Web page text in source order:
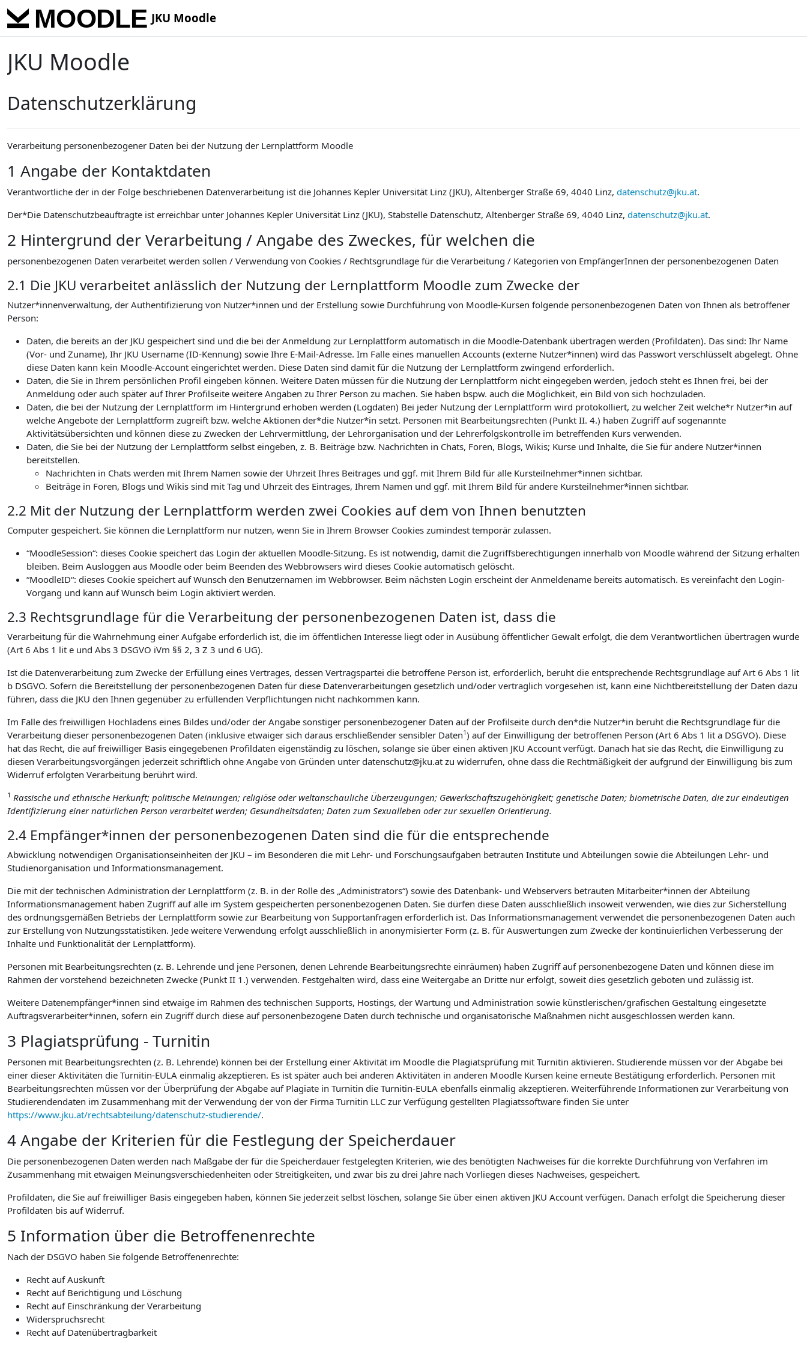
Skip to main content
JKU Moodle
JKU Moodle
Datenschutzerklärung
Verarbeitung personenbezogener Daten bei der Nutzung der Lernplattform Moodle
1 Angabe der Kontaktdaten
Verantwortliche der in der Folge beschriebenen Datenverarbeitung ist die Johannes Kepler Universität Linz (JKU), Altenberger Straße 69, 4040 Linz, datenschutz@jku.at.
Der*Die Datenschutzbeauftragte ist erreichbar unter Johannes Kepler Universität Linz (JKU), Stabstelle Datenschutz, Altenberger Straße 69, 4040 Linz, datenschutz@jku.at.
2 Hintergrund der Verarbeitung / Angabe des Zweckes, für welchen die
personenbezogenen Daten verarbeitet werden sollen / Verwendung von Cookies / Rechtsgrundlage für die Verarbeitung / Kategorien von EmpfängerInnen der personenbezogenen Daten
2.1 Die JKU verarbeitet anlässlich der Nutzung der Lernplattform Moodle zum Zwecke der
Nutzer*innenverwaltung, der Authentifizierung von Nutzer*innen und der Erstellung sowie Durchführung von Moodle-Kursen folgende personenbezogenen Daten von Ihnen als betroffener
Person:
Daten, die bereits an der JKU gespeichert sind und die bei der Anmeldung zur Lernplattform automatisch in die Moodle-Datenbank übertragen werden (Profildaten). Das sind: Ihr Name
(Vor- und Zuname), Ihr JKU Username (ID-Kennung) sowie Ihre E-Mail-Adresse. Im Falle eines manuellen Accounts (externe Nutzer*innen) wird das Passwort verschlüsselt abgelegt. Ohne
diese Daten kann kein Moodle-Account eingerichtet werden. Diese Daten sind damit für die Nutzung der Lernplattform zwingend erforderlich.
Daten, die Sie in Ihrem persönlichen Profil eingeben können. Weitere Daten müssen für die Nutzung der Lernplattform nicht eingegeben werden, jedoch steht es Ihnen frei, bei der
Anmeldung oder auch später auf Ihrer Profilseite weitere Angaben zu Ihrer Person zu machen. Sie haben bspw. auch die Möglichkeit, ein Bild von sich hochzuladen.
Daten, die bei der Nutzung der Lernplattform im Hintergrund erhoben werden (Logdaten) Bei jeder Nutzung der Lernplattform wird protokolliert, zu welcher Zeit welche*r Nutzer*in auf
welche Angebote der Lernplattform zugreift bzw. welche Aktionen der*die Nutzer*in setzt. Personen mit Bearbeitungsrechten (Punkt II. 4.) haben Zugriff auf sogenannte
Aktivitätsübersichten und können diese zu Zwecken der Lehrvermittlung, der Lehrorganisation und der Lehrerfolgskontrolle im betreffenden Kurs verwenden.
Daten, die Sie bei der Nutzung der Lernplattform selbst eingeben, z. B. Beiträge bzw. Nachrichten in Chats, Foren, Blogs, Wikis; Kurse und Inhalte, die Sie für andere Nutzer*innen
bereitstellen.
Nachrichten in Chats werden mit Ihrem Namen sowie der Uhrzeit Ihres Beitrages und ggf. mit Ihrem Bild für alle Kursteilnehmer*innen sichtbar.
Beiträge in Foren, Blogs und Wikis sind mit Tag und Uhrzeit des Eintrages, Ihrem Namen und ggf. mit Ihrem Bild für andere Kursteilnehmer*innen sichtbar.
2.2 Mit der Nutzung der Lernplattform werden zwei Cookies auf dem von Ihnen benutzten
Computer gespeichert. Sie können die Lernplattform nur nutzen, wenn Sie in Ihrem Browser Cookies zumindest temporär zulassen.
“MoodleSession“: dieses Cookie speichert das Login der aktuellen Moodle-Sitzung. Es ist notwendig, damit die Zugriffsberechtigungen innerhalb von Moodle während der Sitzung erhalten
bleiben. Beim Ausloggen aus Moodle oder beim Beenden des Webbrowsers wird dieses Cookie automatisch gelöscht.
“MoodleID“: dieses Cookie speichert auf Wunsch den Benutzernamen im Webbrowser. Beim nächsten Login erscheint der Anmeldename bereits automatisch. Es vereinfacht den Login-
Vorgang und kann auf Wunsch beim Login aktiviert werden.
2.3 Rechtsgrundlage für die Verarbeitung der personenbezogenen Daten ist, dass die
Verarbeitung für die Wahrnehmung einer Aufgabe erforderlich ist, die im öffentlichen Interesse liegt oder in Ausübung öffentlicher Gewalt erfolgt, die dem Verantwortlichen übertragen wurde
(Art 6 Abs 1 lit e und Abs 3 DSGVO iVm §§ 2, 3 Z 3 und 6 UG).
Ist die Datenverarbeitung zum Zwecke der Erfüllung eines Vertrages, dessen Vertragspartei die betroffene Person ist, erforderlich, beruht die entsprechende Rechtsgrundlage auf Art 6 Abs 1 lit
b DSGVO. Sofern die Bereitstellung der personenbezogenen Daten für diese Datenverarbeitungen gesetzlich und/oder vertraglich vorgesehen ist, kann eine Nichtbereitstellung der Daten dazu
führen, dass die JKU den Ihnen gegenüber zu erfüllenden Verpflichtungen nicht nachkommen kann.
Im Falle des freiwilligen Hochladens eines Bildes und/oder der Angabe sonstiger personenbezogener Daten auf der Profilseite durch den*die Nutzer*in beruht die Rechtsgrundlage für die
Verarbeitung dieser personenbezogenen Daten (inklusive etwaiger sich daraus erschließender sensibler Daten1) auf der Einwilligung der betroffenen Person (Art 6 Abs 1 lit a DSGVO). Diese
hat das Recht, die auf freiwilliger Basis eingegebenen Profildaten eigenständig zu löschen, solange sie über einen aktiven JKU Account verfügt. Danach hat sie das Recht, die Einwilligung zu
diesen Verarbeitungsvorgängen jederzeit schriftlich ohne Angabe von Gründen unter datenschutz@jku.at zu widerrufen, ohne dass die Rechtmäßigkeit der aufgrund der Einwilligung bis zum
Widerruf erfolgten Verarbeitung berührt wird.
1 Rassische und ethnische Herkunft; politische Meinungen; religiöse oder weltanschauliche Überzeugungen; Gewerkschaftszugehörigkeit; genetische Daten; biometrische Daten, die zur eindeutigen
Identifizierung einer natürlichen Person verarbeitet werden; Gesundheitsdaten; Daten zum Sexualleben oder zur sexuellen Orientierung.
2.4 Empfänger*innen der personenbezogenen Daten sind die für die entsprechende
Abwicklung notwendigen Organisationseinheiten der JKU – im Besonderen die mit Lehr- und Forschungsaufgaben betrauten Institute und Abteilungen sowie die Abteilungen Lehr- und
Studienorganisation und Informationsmanagement.
Die mit der technischen Administration der Lernplattform (z. B. in der Rolle des „Administrators“) sowie des Datenbank- und Webservers betrauten Mitarbeiter*innen der Abteilung
Informationsmanagement haben Zugriff auf alle im System gespeicherten personenbezogenen Daten. Sie dürfen diese Daten ausschließlich insoweit verwenden, wie dies zur Sicherstellung
des ordnungsgemäßen Betriebs der Lernplattform sowie zur Bearbeitung von Supportanfragen erforderlich ist. Das Informationsmanagement verwendet die personenbezogenen Daten auch
zur Erstellung von Nutzungsstatistiken. Jede weitere Verwendung erfolgt ausschließlich in anonymisierter Form (z. B. für Auswertungen zum Zwecke der kontinuierlichen Verbesserung der
Inhalte und Funktionalität der Lernplattform).
Personen mit Bearbeitungsrechten (z. B. Lehrende und jene Personen, denen Lehrende Bearbeitungsrechte einräumen) haben Zugriff auf personenbezogene Daten und können diese im
Rahmen der vorstehend bezeichneten Zwecke (Punkt II 1.) verwenden. Festgehalten wird, dass eine Weitergabe an Dritte nur erfolgt, soweit dies gesetzlich geboten und zulässig ist.
Weitere Datenempfänger*innen sind etwaige im Rahmen des technischen Supports, Hostings, der Wartung und Administration sowie künstlerischen/grafischen Gestaltung eingesetzte
Auftragsverarbeiter*innen, sofern ein Zugriff durch diese auf personenbezogene Daten durch technische und organisatorische Maßnahmen nicht ausgeschlossen werden kann.
3 Plagiatsprüfung - Turnitin
Personen mit Bearbeitungsrechten (z. B. Lehrende) können bei der Erstellung einer Aktivität im Moodle die Plagiatsprüfung mit Turnitin aktivieren. Studierende müssen vor der Abgabe bei
einer dieser Aktivitäten die Turnitin-EULA einmalig akzeptieren. Es ist später auch bei anderen Aktivitäten in anderen Moodle Kursen keine erneute Bestätigung erforderlich. Personen mit
Bearbeitungsrechten müssen vor der Überprüfung der Abgabe auf Plagiate in Turnitin die Turnitin-EULA ebenfalls einmalig akzeptieren. Weiterführende Informationen zur Verarbeitung von
Studierendendaten im Zusammenhang mit der Verwendung der von der Firma Turnitin LLC zur Verfügung gestellten Plagiatssoftware finden Sie unter
https://www.jku.at/rechtsabteilung/datenschutz-studierende/.
4 Angabe der Kriterien für die Festlegung der Speicherdauer
Die personenbezogenen Daten werden nach Maßgabe der für die Speicherdauer festgelegten Kriterien, wie des benötigten Nachweises für die korrekte Durchführung von Verfahren im
Zusammenhang mit etwaigen Meinungsverschiedenheiten oder Streitigkeiten, und zwar bis zu drei Jahre nach Vorliegen dieses Nachweises, gespeichert.
Profildaten, die Sie auf freiwilliger Basis eingegeben haben, können Sie jederzeit selbst löschen, solange Sie über einen aktiven JKU Account verfügen. Danach erfolgt die Speicherung dieser
Profildaten bis auf Widerruf.
5 Information über die Betroffenenrechte
Nach der DSGVO haben Sie folgende Betroffenenrechte:
Recht auf Auskunft
Recht auf Berichtigung und Löschung
Recht auf Einschränkung der Verarbeitung
Widerspruchsrecht
Recht auf Datenübertragbarkeit